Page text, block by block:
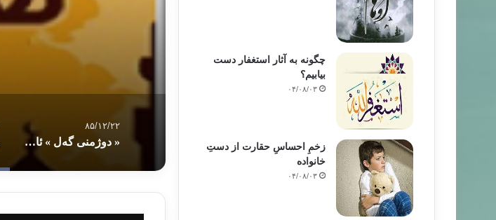
گه‌ل » ئاوێنه‌ی ئه‌مڕۆکه‌شمانه‌
۸۵/۱۲/۲۲
« دوژمنی گه‌ل » ئاوێنه‌ی ئه‌مڕۆکه‌شمانه‌
چگونه به آثار استغفار دست
بیابیم؟
۰۴/۰۸/۰۳
زخمِ احساسِ حقارت از دستِ
خانواده
۰۴/۰۸/۰۳